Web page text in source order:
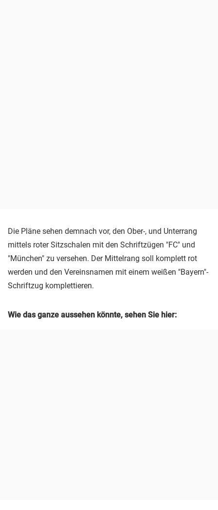
Die Pläne sehen demnach vor, den Ober-, und Unterrang
mittels roter Sitzschalen mit den Schriftzügen "FC" und
"München" zu versehen. Der Mittelrang soll komplett rot
werden und den Vereinsnamen mit einem weißen "Bayern"-
Schriftzug komplettieren.
Wie das ganze aussehen könnte, sehen Sie hier: